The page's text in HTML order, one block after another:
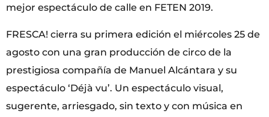
mejor espectáculo de calle en FETEN 2019.
FRESCA! cierra su primera edición el miércoles 25 de
agosto con una gran producción de circo de la
prestigiosa compañía de Manuel Alcántara y su
espectáculo ‘Déjà vu’. Un espectáculo visual,
sugerente, arriesgado, sin texto y con música en